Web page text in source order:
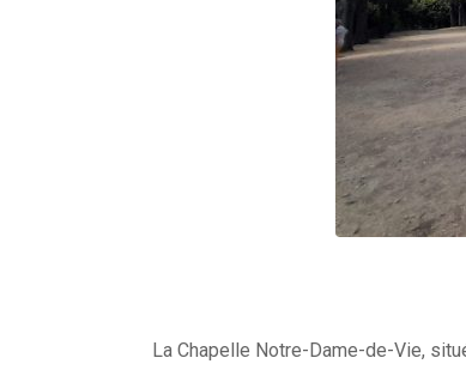
La Chapelle Notre-Dame-de-Vie,